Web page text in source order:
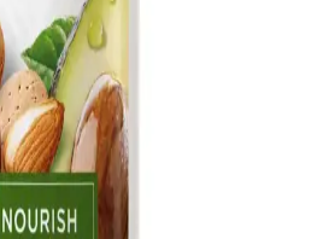
kremi, kuru ve hassas ciltler için
kullanımda cilt elastikiyetini
ve cilt sağlığını destekler.
Doğal ve Çok Yönlü Cilt
sıkım tatlı badem yağı, cilt ve vücut
sunar. Nemlendirir, pürüzsüzleştirir ve